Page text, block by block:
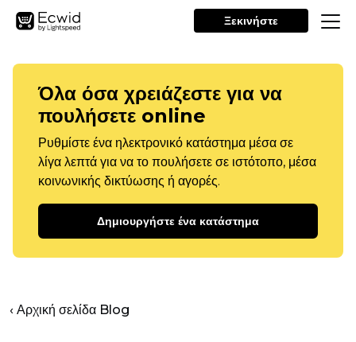
Ξεκινήστε
Όλα όσα χρειάζεστε για να
πουλήσετε online
Ρυθμίστε ένα ηλεκτρονικό κατάστημα μέσα σε
λίγα λεπτά για να το πουλήσετε σε ιστότοπο, μέσα
κοινωνικής δικτύωσης ή αγορές.
Δημιουργήστε ένα κατάστημα
‹ Αρχική σελίδα Blog